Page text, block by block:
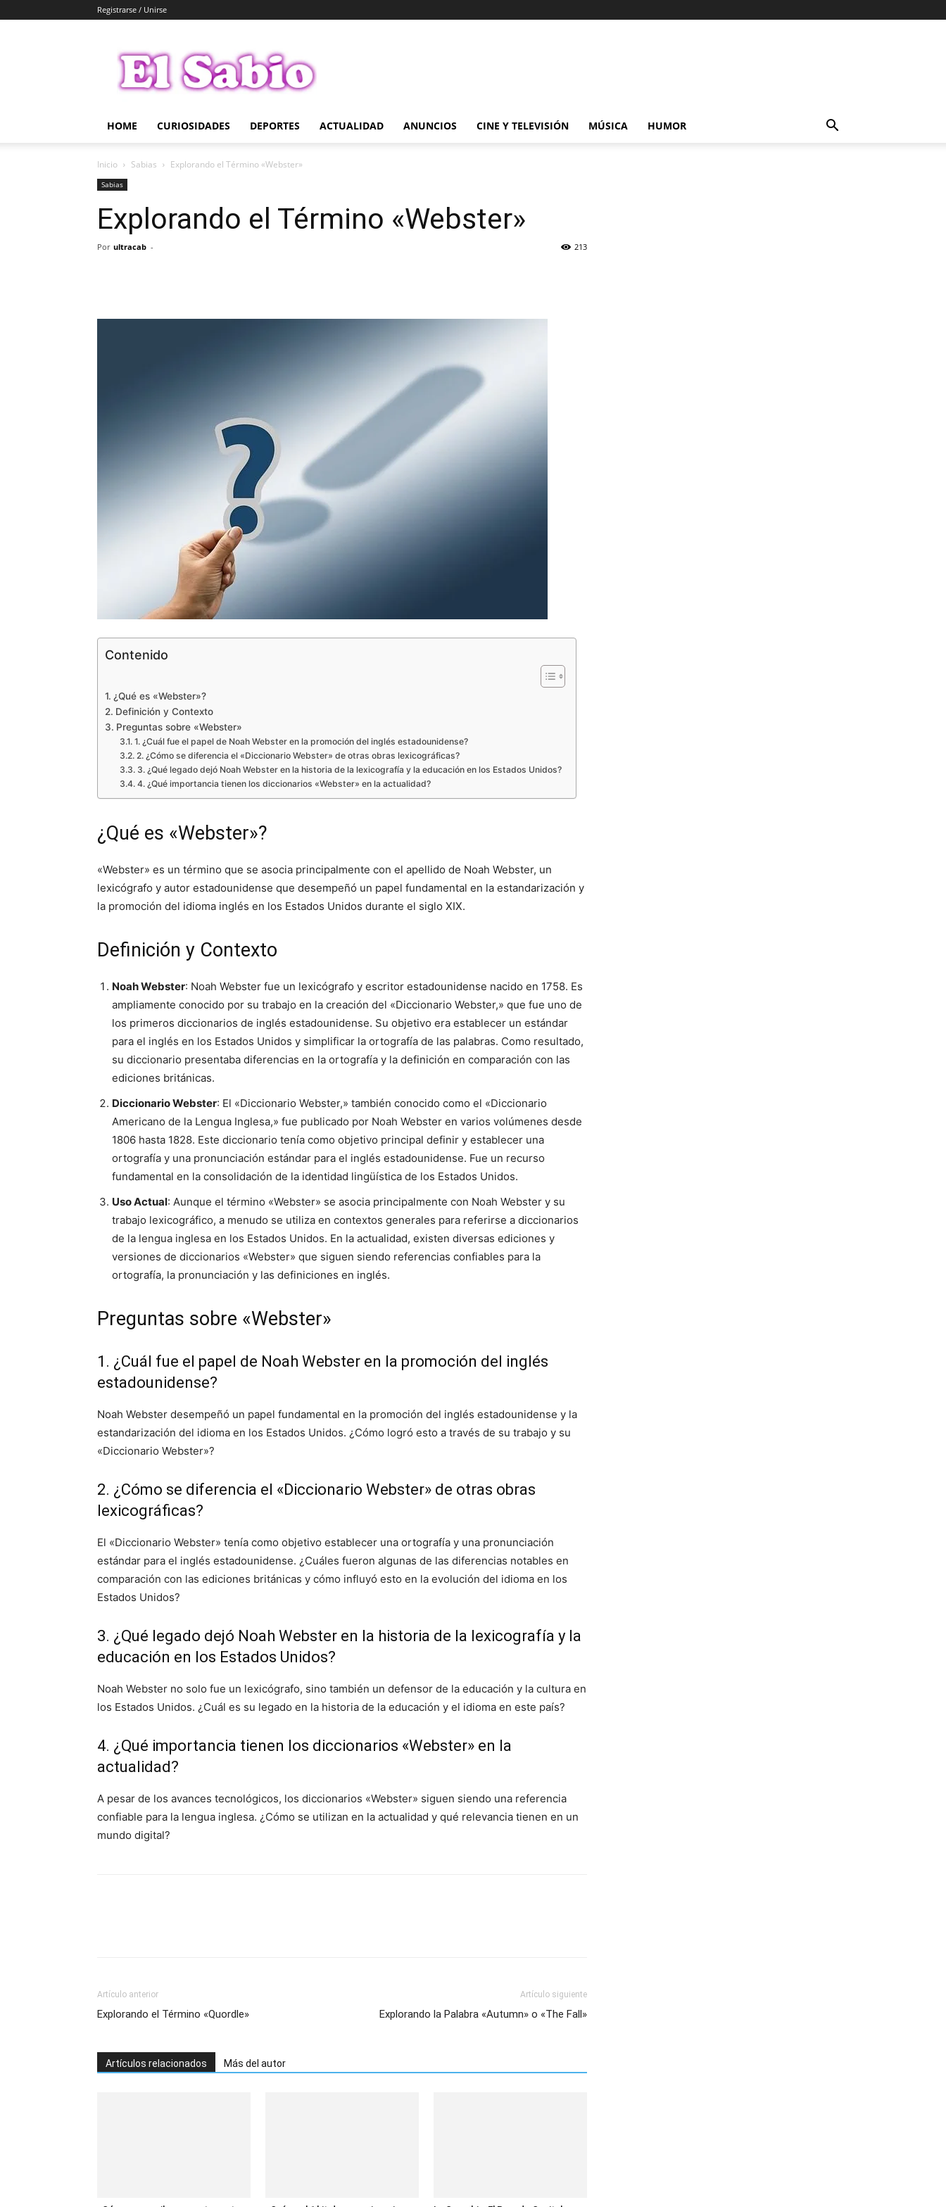
Registrarse / Unirse
Sabio
HOME CURIOSIDADES DEPORTES ACTUALIDAD ANUNCIOS CINE Y TELEVISIÓN MÚSICA HUMOR
Inicio Sabias Explorando el Término «Webster»
Sabias
Explorando el Término «Webster»
Por ultracab - 213
Contenido
¿Qué es «Webster»?
Definición y Contexto
Preguntas sobre «Webster»
1. ¿Cuál fue el papel de Noah Webster en la promoción del inglés estadounidense?
2. ¿Cómo se diferencia el «Diccionario Webster» de otras obras lexicográficas?
3. ¿Qué legado dejó Noah Webster en la historia de la lexicografía y la educación en los Estados Unidos?
4. ¿Qué importancia tienen los diccionarios «Webster» en la actualidad?
¿Qué es «Webster»?
«Webster» es un término que se asocia principalmente con el apellido de Noah Webster, un
lexicógrafo y autor estadounidense que desempeñó un papel fundamental en la estandarización y
la promoción del idioma inglés en los Estados Unidos durante el siglo XIX.
Definición y Contexto
Noah Webster: Noah Webster fue un lexicógrafo y escritor estadounidense nacido en 1758. Es
ampliamente conocido por su trabajo en la creación del «Diccionario Webster,» que fue uno de
los primeros diccionarios de inglés estadounidense. Su objetivo era establecer un estándar
para el inglés en los Estados Unidos y simplificar la ortografía de las palabras. Como resultado,
su diccionario presentaba diferencias en la ortografía y la definición en comparación con las
ediciones británicas.
Diccionario Webster: El «Diccionario Webster,» también conocido como el «Diccionario
Americano de la Lengua Inglesa,» fue publicado por Noah Webster en varios volúmenes desde
1806 hasta 1828. Este diccionario tenía como objetivo principal definir y establecer una
ortografía y una pronunciación estándar para el inglés estadounidense. Fue un recurso
fundamental en la consolidación de la identidad lingüística de los Estados Unidos.
Uso Actual: Aunque el término «Webster» se asocia principalmente con Noah Webster y su
trabajo lexicográfico, a menudo se utiliza en contextos generales para referirse a diccionarios
de la lengua inglesa en los Estados Unidos. En la actualidad, existen diversas ediciones y
versiones de diccionarios «Webster» que siguen siendo referencias confiables para la
ortografía, la pronunciación y las definiciones en inglés.
Preguntas sobre «Webster»
1. ¿Cuál fue el papel de Noah Webster en la promoción del inglés
estadounidense?
Noah Webster desempeñó un papel fundamental en la promoción del inglés estadounidense y la
estandarización del idioma en los Estados Unidos. ¿Cómo logró esto a través de su trabajo y su
«Diccionario Webster»?
2. ¿Cómo se diferencia el «Diccionario Webster» de otras obras
lexicográficas?
El «Diccionario Webster» tenía como objetivo establecer una ortografía y una pronunciación
estándar para el inglés estadounidense. ¿Cuáles fueron algunas de las diferencias notables en
comparación con las ediciones británicas y cómo influyó esto en la evolución del idioma en los
Estados Unidos?
3. ¿Qué legado dejó Noah Webster en la historia de la lexicografía y la
educación en los Estados Unidos?
Noah Webster no solo fue un lexicógrafo, sino también un defensor de la educación y la cultura en
los Estados Unidos. ¿Cuál es su legado en la historia de la educación y el idioma en este país?
4. ¿Qué importancia tienen los diccionarios «Webster» en la
actualidad?
A pesar de los avances tecnológicos, los diccionarios «Webster» siguen siendo una referencia
confiable para la lengua inglesa. ¿Cómo se utilizan en la actualidad y qué relevancia tienen en un
mundo digital?
Artículo anterior
Explorando el Término «Quordle»
Artículo siguiente
Explorando la Palabra «Autumn» o «The Fall»
Artículos relacionados Más del autor